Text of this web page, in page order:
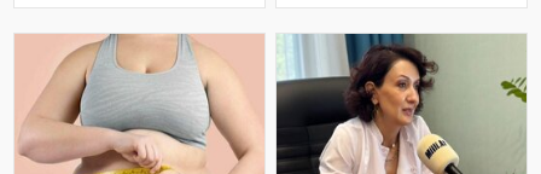
verə bilər. Lakin b